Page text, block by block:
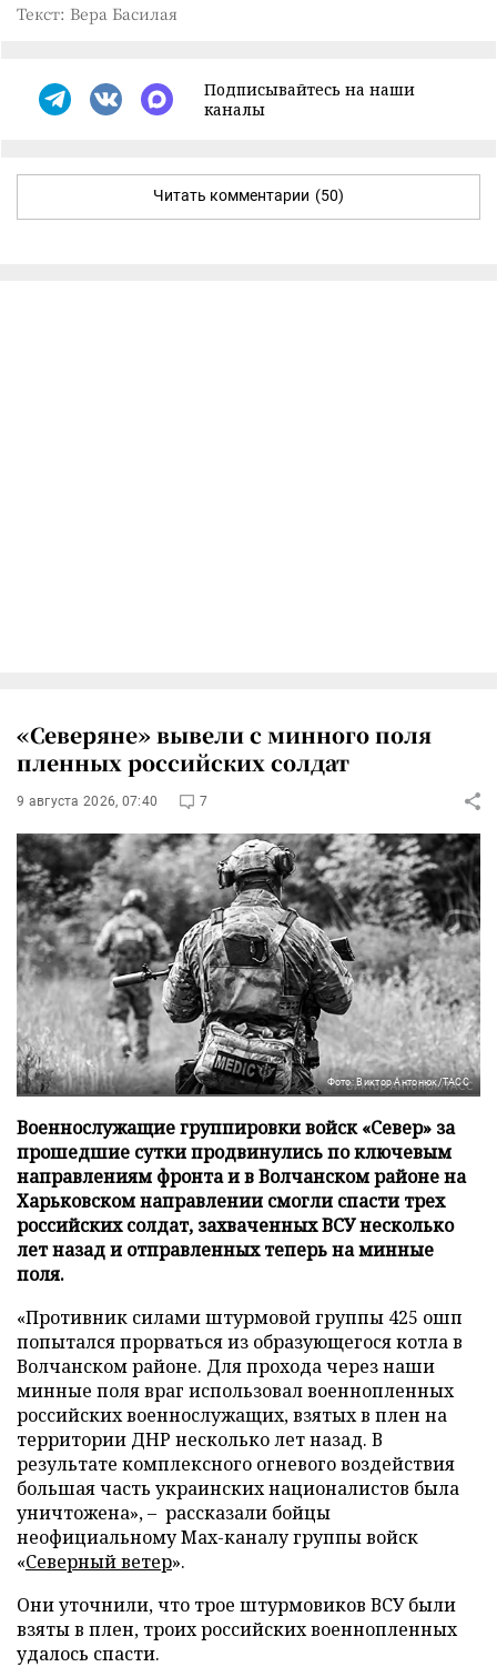
Текст: Вера Басилая
Подписывайтесь на наши
каналы
Читать комментарии (50)
«Северяне» вывели с минного поля
пленных российских солдат
9 августа 2026, 07:40 7
Фото: Виктор Антонюк/ТАСС
Военнослужащие группировки войск «Север» за
прошедшие сутки продвинулись по ключевым
направлениям фронта и в Волчанском районе на
Харьковском направлении смогли спасти трех
российских солдат, захваченных ВСУ несколько
лет назад и отправленных теперь на минные
поля.
«Противник силами штурмовой группы 425 ошп
попытался прорваться из образующегося котла в
Волчанском районе. Для прохода через наши
минные поля враг использовал военнопленных
российских военнослужащих, взятых в плен на
территории ДНР несколько лет назад. В
результате комплексного огневого воздействия
большая часть украинских националистов была
уничтожена», – рассказали бойцы
неофициальному Max-каналу группы войск
«Северный ветер».
Они уточнили, что трое штурмовиков ВСУ были
взяты в плен, троих российских военнопленных
удалось спасти.